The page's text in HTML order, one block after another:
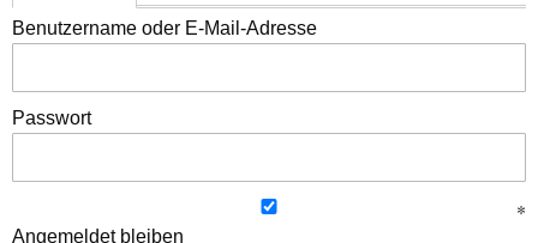
Benutzername oder E-Mail-Adresse
Passwort
Angemeldet bleiben